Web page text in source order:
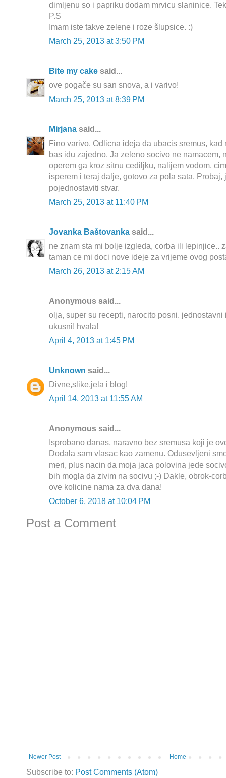
dimljenu so i papriku dodam mrvicu slaninice.
P.S
Imam iste takve zelene i roze šlupsice. :)
March 25, 2013 at 3:50 PM
Bite my cake said...
ove pogače su san snova, a i varivo!
March 25, 2013 at 8:39 PM
Mirjana said...
Fino varivo. Odlicna ideja da ubacis sremus,
bas idu zajedno. Ja zeleno socivo ne namacem,
operem ga kroz sitnu cediljku, nalijem vodom,
isperem i teraj dalje, gotovo za pola sata. Probaj,
pojednostaviti stvar.
March 25, 2013 at 11:40 PM
Jovanka Baštovanka said...
ne znam sta mi bolje izgleda, corba ili lepinjice..
taman ce mi doci nove ideje za vrijeme ovog
March 26, 2013 at 2:15 AM
Anonymous said...
olja, super su recepti, narocito posni.
ukusni! hvala!
April 4, 2013 at 1:45 PM
Unknown said...
Divne,slike,jela i blog!
April 14, 2013 at 11:55 AM
Anonymous said...
Isprobano danas, naravno bez sremusa koji je
Dodala sam vlasac kao zamenu. Odusevljeni
meri, plus nacin da moja jaca polovina jede
bih mogla da zivim na socivu ;-) Dakle, obrok-
ove kolicine nama za dva dana!
October 6, 2018 at 10:04 PM
Post a Comment
Newer Post Home
Subscribe to: Post Comments (Atom)